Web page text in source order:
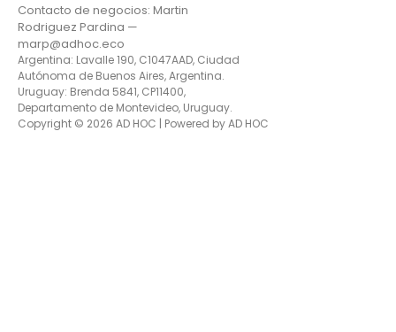
Contacto de negocios: Martin
Rodriguez Pardina —
marp@adhoc.eco
Argentina: Lavalle 190, C1047AAD, Ciudad
Autónoma de Buenos Aires, Argentina.
Uruguay: Brenda 5841, CP11400,
Departamento de Montevideo, Uruguay.
Copyright © 2026 AD HOC | Powered by AD HOC